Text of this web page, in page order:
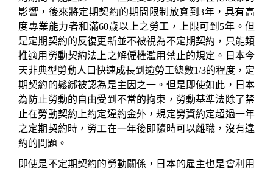
影響，後來將定期契約的期間限制放寬到3年，具有高
度專業能力者和滿60歲以上之勞工，上限可到 5年 。但
是定期契約的反復更新並不被視為不定期契約，只能類
推適用勞動契約法上之解僱權濫用禁止的規定。日本今
天非典型勞動人口快速成長到逾勞工總數1/3的程度，定
期契約的鬆綁被認為是主因之一。但是即使如此，日本
為防止勞動的自由受到不當的拘束，勞動基準法除了禁
止在勞動契約上約定違約金外，規定勞資約定超過一年
之定期契約時，勞工在一年後即隨時可以離職，沒有違
約的問題。
即使是不定期契約的勞動關係，日本的雇主也是會利用